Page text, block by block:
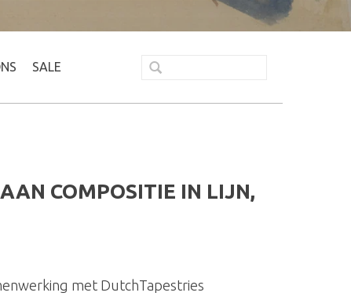
SALE
COMPOSITIE IN LIJN,
met DutchTapestries